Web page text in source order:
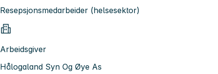
Resepsjonsmedarbeider (helsesektor)
Arbeidsgiver
Hålogaland Syn Og Øye As